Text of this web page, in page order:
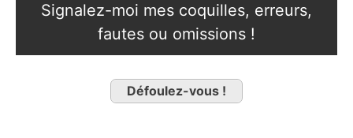
Signalez-moi mes coquilles, erreurs,
fautes ou omissions !
Défoulez-vous !